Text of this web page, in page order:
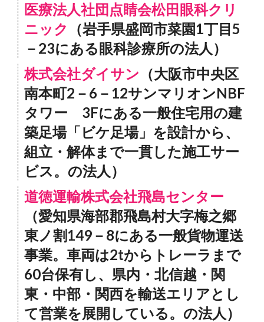
医療法人社団点睛会松田眼科クリ
ニック
（岩手県盛岡市菜園1丁目5
－23にある眼科診療所の法人）
株式会社ダイサン （大阪市中央区
南本町2－6－12サンマリオンNBF
タワー 3Fにある一般住宅用の建
築足場「ビケ足場」を設計から、
組立・解体まで一貫した施工サー
ビス。の法人）
道徳運輸株式会社飛島センター
（愛知県海部郡飛島村大字梅之郷
東ノ割149－8にある一般貨物運送
事業。車両は2tからトレーラまで
60台保有し、県内・北信越・関
東・中部・関西を輸送エリアとし
て営業を展開している。の法人）